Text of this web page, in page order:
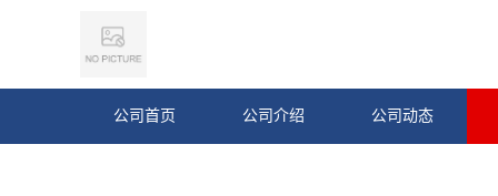
公司首页 公司介绍 公司动态